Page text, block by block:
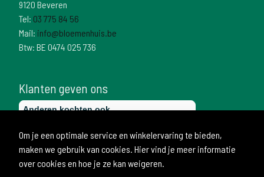
9120 Beveren
Tel: 03 775 84 56
Mail: info@bloemenhuis.be
Btw: BE 0474 025 736
Klanten geven ons
Om je een optimale service en winkelervaring te bieden,
maken we gebruik van cookies. Hier vind je meer informatie
over cookies en hoe je ze kan weigeren.